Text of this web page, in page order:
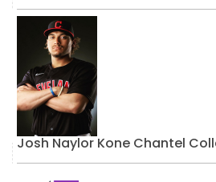
Josh Naylor Kone Chantel